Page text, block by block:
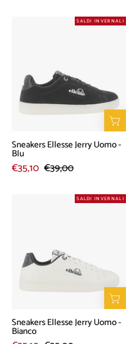
Sneakers
-
Blu
SALDI INVERNALI
Sneakers Ellesse Jerry Uomo -
Blu
€35,10 €39,00
Sneakers
-
Bianco
SALDI INVERNALI
Sneakers Ellesse Jerry Uomo -
Bianco